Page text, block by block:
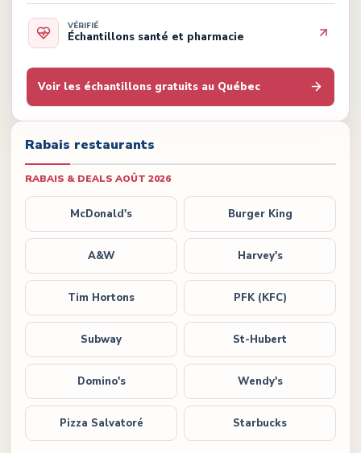
VÉRIFIÉ
Échantillons santé et pharmacie
Voir les échantillons gratuits au Québec
Rabais restaurants
RABAIS & DEALS AOÛT 2026
McDonald's Burger King
A&W Harvey's
Tim Hortons PFK (KFC)
Subway St-Hubert
Domino's Wendy's
Pizza Salvatoré Starbucks